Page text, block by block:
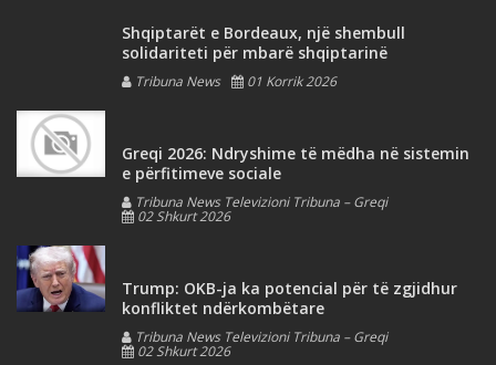
Shqiptarët e Bordeaux, një shembull
solidariteti për mbarë shqiptarinë
Tribuna News 01 Korrik 2026
Greqi 2026: Ndryshime të mëdha në sistemin
e përfitimeve sociale
Tribuna News Televizioni Tribuna – Greqi
02 Shkurt 2026
Trump: OKB-ja ka potencial për të zgjidhur
konfliktet ndërkombëtare
Tribuna News Televizioni Tribuna – Greqi
02 Shkurt 2026